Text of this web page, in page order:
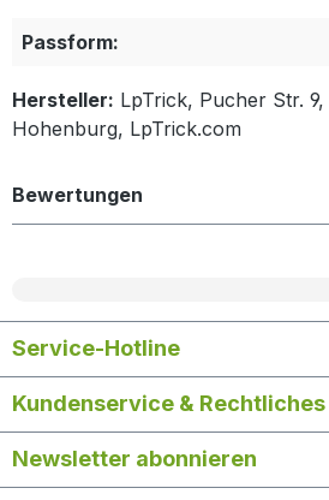
Passform:
Hersteller: LpTrick, Pucher Str.
Hohenburg, LpTrick.com
Bewertungen
Service-Hotline
Kundenservice & Rechtliches
Newsletter abonnieren